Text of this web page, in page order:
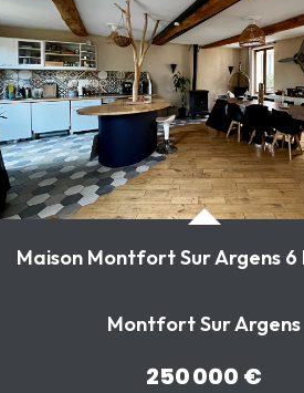
Montfort Sur Argens
250 000 €